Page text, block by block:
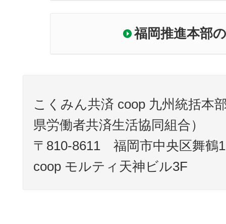
福岡推進本部
こくみん共済 coop 九州統括本
県労働者共済生活協同組合）
〒810-8611 福岡市中央区舞
coop モルティ天神ビル3F